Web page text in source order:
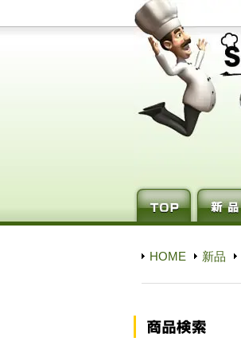
HOME 新品